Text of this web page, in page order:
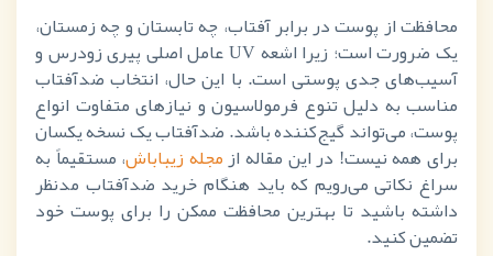
محافظت از پوست در برابر آفتاب، چه تابستان و چه زمستان،
یک ضرورت است؛ زیرا اشعه UV عامل اصلی پیری زودرس و
آسیب‌های جدی پوستی است. با این حال، انتخاب ضدآفتاب
مناسب به دلیل تنوع فرمولاسیون و نیازهای متفاوت انواع
پوست، می‌تواند گیج‌کننده باشد. ضدآفتاب یک نسخه یکسان
برای همه نیست! در این مقاله ازمجله زیباباش، مستقیماً به
سراغ نکاتی می‌رویم که باید هنگام خرید ضدآفتاب مدنظر
داشته باشید تا بهترین محافظت ممکن را برای پوست خود
تضمین کنید.